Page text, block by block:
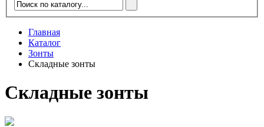
Главная
Каталог
Зонты
Складные зонты
Складные зонты